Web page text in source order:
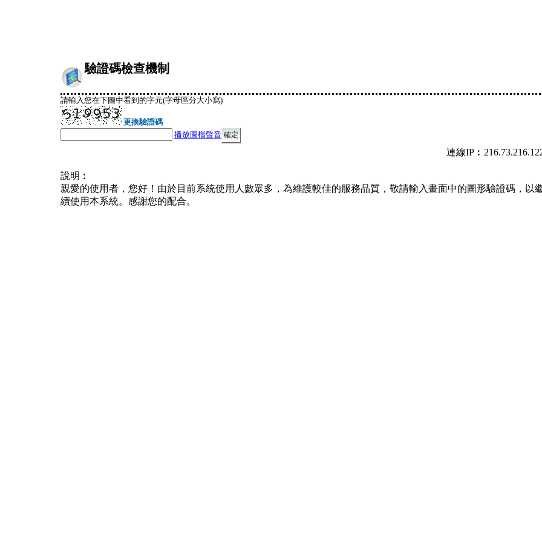
驗證碼檢查機制
請輸入您在下圖中看到的字元(字母區分大小寫)
更換驗證碼
播放圖檔聲音
連線
說明︰
親愛的使用者，您好！由於目前系統使用人數眾多，為維護較佳的服務品質，敬請輸入畫面中的圖形驗證碼，以
續使用本系統。感謝您的配合。